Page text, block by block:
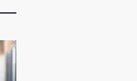
【商旅对话】华住集团